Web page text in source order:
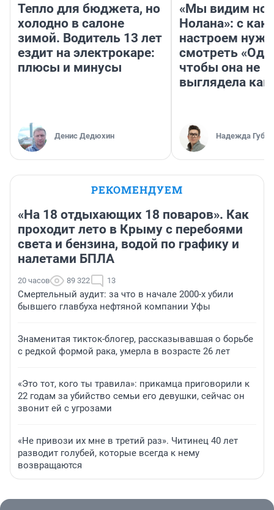
Тепло для бюджета, но
холодно в салоне
зимой. Водитель 13 лет
ездит на электрокаре:
плюсы и минусы
Денис Дедюхин
«Мы видим
Нолана»: с
настроем
смотреть
чтобы она не
выглядела как
Надежда
РЕКОМЕНДУЕМ
«На 18 отдыхающих 18 поваров». Как
проходит лето в Крыму с перебоями
света и бензина, водой по графику и
налетами БПЛА
20 часов 89 322 13
Смертельный аудит: за что в начале 2000-х убили
бывшего главбуха нефтяной компании Уфы
Знаменитая тикток-блогер, рассказывавшая о борьбе
с редкой формой рака, умерла в возрасте 26 лет
«Это тот, кого ты травила»: прикамца приговорили к
22 годам за убийство семьи его девушки, сейчас он
звонит ей с угрозами
«Не привози их мне в третий раз». Читинец 40 лет
разводит голубей, которые всегда к нему
возвращаются